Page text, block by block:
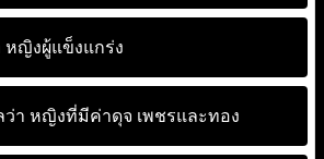
หญิงผู้แข็งแกร่ง
า หญิงที่มีค่าดุจ เพชรและทอง